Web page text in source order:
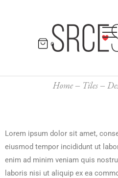
0
Home Tiles
Lorem ipsum dolor sit amet,
eiusmod tempor incididunt ut
enim ad minim veniam quis
laboris nisi ut aliquip ex ea